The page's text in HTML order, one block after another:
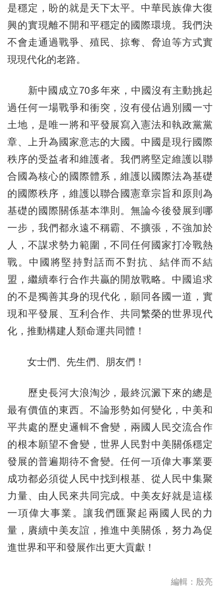
是穩定，盼的就是天下太平。中華民族偉大復
興的實現離不開和平穩定的國際環境。我們決
不會走通過戰爭、殖民、掠奪、脅迫等方式實
現現代化的老路。
新中國成立70多年來，中國沒有主動挑起
過任何一場戰爭和衝突，沒有侵佔過別國一寸
土地，是唯一將和平發展寫入憲法和執政黨黨
章、上升為國家意志的大國。中國是現行國際
秩序的受益者和維護者。我們將堅定維護以聯
合國為核心的國際體系，維護以國際法為基礎
的國際秩序，維護以聯合國憲章宗旨和原則為
基礎的國際關係基本準則。無論今後發展到哪
一步，我們都永遠不稱霸、不擴張，不強加於
人，不謀求勢力範圍，不同任何國家打冷戰熱
戰。中國將堅持對話而不對抗、結伴而不結
盟，繼續奉行合作共贏的開放戰略。中國追求
的不是獨善其身的現代化，願同各國一道，實
現和平發展、互利合作、共同繁榮的世界現代
化，推動構建人類命運共同體！
女士們、先生們、朋友們！
歷史長河大浪淘沙，最終沉澱下來的總是
最有價值的東西。不論形勢如何變化，中美和
平共處的歷史邏輯不會變，兩國人民交流合作
的根本願望不會變，世界人民對中美關係穩定
發展的普遍期待不會變。任何一項偉大事業要
成功都必須從人民中找到根基、從人民中集聚
力量、由人民來共同完成。中美友好就是這樣
一項偉大事業。讓我們匯聚起兩國人民的力
量，賡續中美友誼，推進中美關係，努力為促
進世界和平和發展作出更大貢獻！
編輯：殷亮